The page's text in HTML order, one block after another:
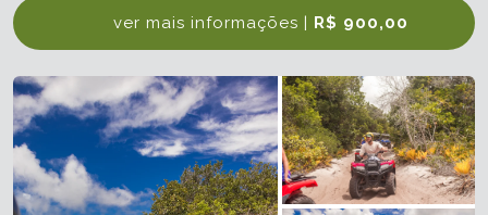
ver mais informações | R$ 900,00